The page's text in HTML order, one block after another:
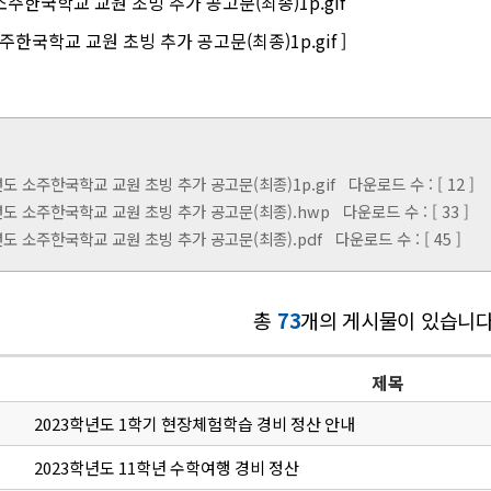
한국학교 교원 초빙 추가 공고문(최종)1p.gif ]
소주한국학교 교원 초빙 추가 공고문(최종)1p.gif다운로드 수 : [ 12 ]
소주한국학교 교원 초빙 추가 공고문(최종).hwp 다운로드 수 : [ 33 ]
소주한국학교 교원 초빙 추가 공고문(최종).pdf다운로드 수 : [ 45 ]
총 73개의 게시물이 있습니
제목
2023학년도 1학기 현장체험학습 경비 정산 안내
2023학년도 11학년 수학여행 경비 정산